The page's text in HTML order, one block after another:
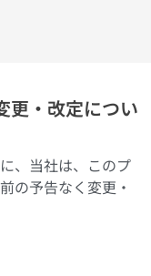
更・改定につい
、当社は、 このプ
の予告なく変更・